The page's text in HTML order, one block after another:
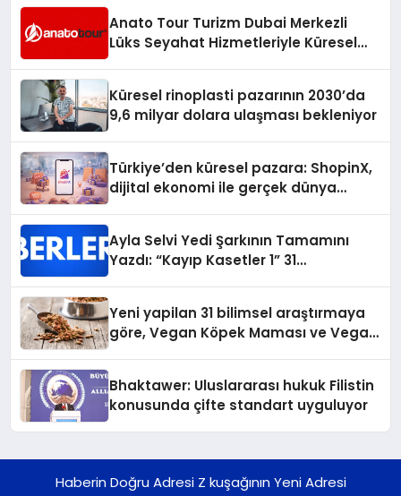
Anato Tour Turizm Dubai Merkezli
Lüks Seyahat Hizmetleriyle Küresel
Küresel rinoplasti pazarının 2030’da
9,6 milyar dolara ulaşması bekleniyor
Türkiye’den küresel pazara: ShopinX,
dijital ekonomi ile gerçek dünya
Ayla Selvi Yedi Şarkının Tamamını
Yazdı: “Kayıp Kasetler 1” 31
Yeni yapilan 31 bilimsel araştırmaya
göre, Vegan Köpek Maması ve Vegan
Bhaktawer: Uluslararası hukuk Filistin
konusunda çifte standart uyguluyor
Haberin Doğru Adresi Z kuşağının Yeni Adresi